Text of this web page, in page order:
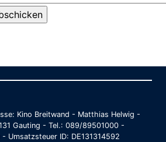
Kino Breitwand - Matthias Helwig -
Gauting - Tel.: 089/89501000 -
Umsatzsteuer ID: DE131314592